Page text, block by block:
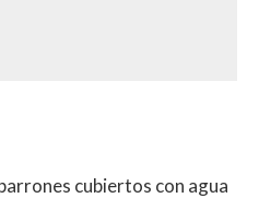
cubiertos con agua